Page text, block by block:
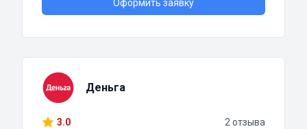
Оформить заявку
Деньга
3.0 2 отзыва